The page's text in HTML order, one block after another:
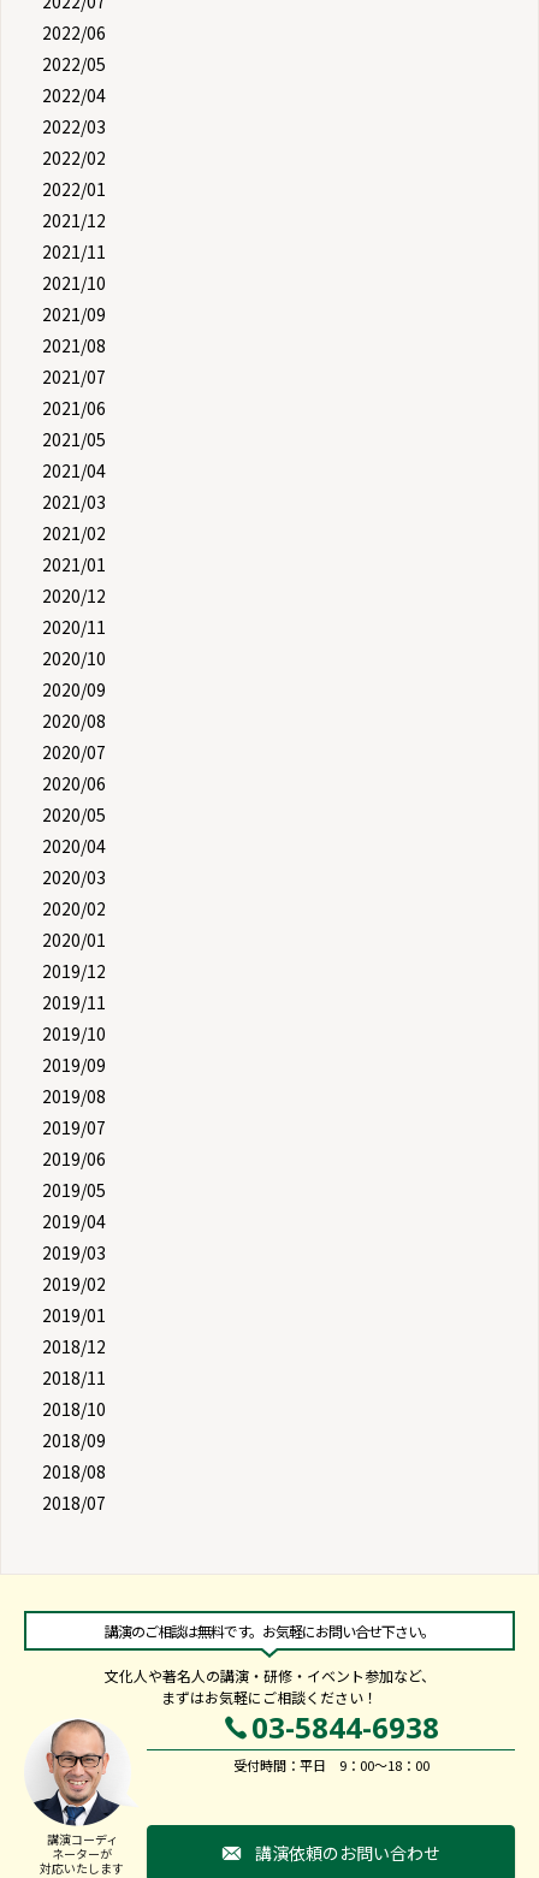
2022/06
2022/05
2022/04
2022/03
2022/02
2022/01
2021/12
2021/11
2021/10
2021/09
2021/08
2021/07
2021/06
2021/05
2021/04
2021/03
2021/02
2021/01
2020/12
2020/11
2020/10
2020/09
2020/08
2020/07
2020/06
2020/05
2020/04
2020/03
2020/02
2020/01
2019/12
2019/11
2019/10
2019/09
2019/08
2019/07
2019/06
2019/05
2019/04
2019/03
2019/02
2019/01
2018/12
2018/11
2018/10
2018/09
2018/08
2018/07
講演のご相談は無料です。お気軽にお問い合せ下さい。
文化人や著名人の講演・研修・イベント参加など、
まずはお気軽にご相談ください！
講演コーディ
ネーターが
対応いたします
03-5844-6938
受付時間：平日 9：00～18：00
講演依頼のお問い合わせ